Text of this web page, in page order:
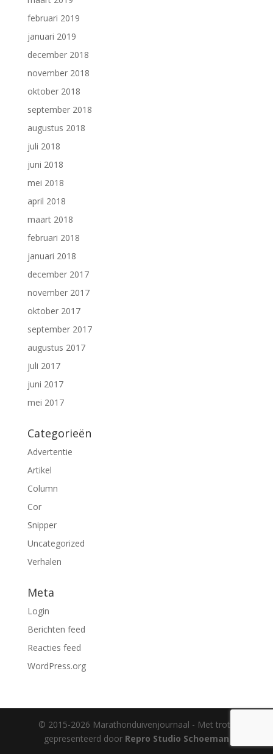
februari 2019
januari 2019
december 2018
november 2018
oktober 2018
september 2018
augustus 2018
juli 2018
juni 2018
mei 2018
april 2018
maart 2018
februari 2018
januari 2018
december 2017
november 2017
oktober 2017
september 2017
augustus 2017
juli 2017
juni 2017
mei 2017
Categorieën
Advertentie
Artikel
Column
Cor
Snipper
Uncategorized
Verhalen
Meta
Login
Berichten feed
Reacties feed
WordPress.org
© 2015-2026 Marathonduivenjournaal - Met trots
gepresenteerd door Repro Studio Schoeman